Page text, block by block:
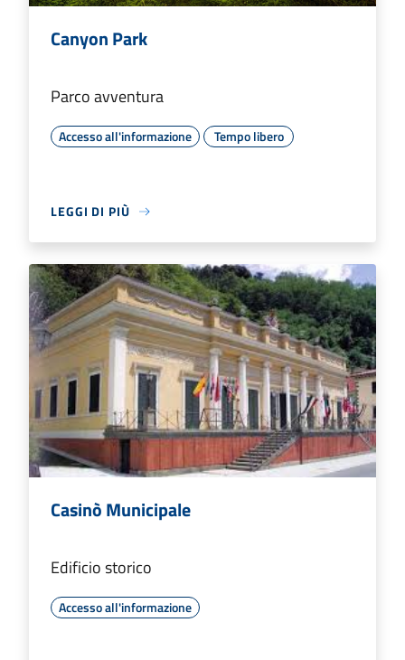
Canyon Park
Parco avventura
Accesso all'informazione Tempo libero
LEGGI DI PIÙ
Casinò Municipale
Edificio storico
Accesso all'informazione